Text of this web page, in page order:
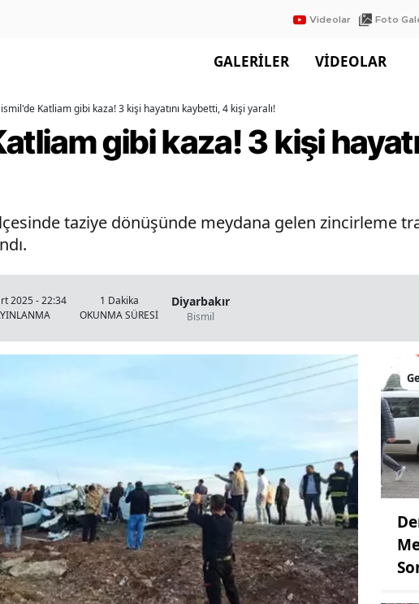
Videolar Foto
GALERİLER VİDEOLAR
Katliam gibi kaza! 3 kişi hayatını kaybetti, 4 kişi yaralı!
gibi kaza! 3 kişi
taziye dönüşünde meydana gelen zincirleme
2025 - 22:34
1 Dakika
OKUNMA SÜRESİ
Diyarbakır
Bismil